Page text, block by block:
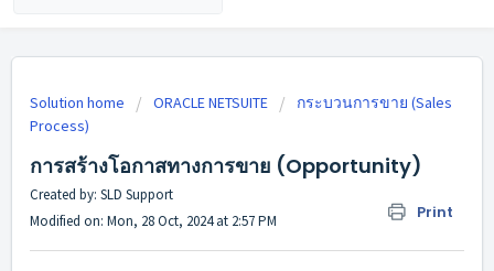
Solution home ORACLE NETSUITE
กระบวนการขาย (Sales
Process)
การสร้างโอกาสทางการขาย (Opportunity)
Print
Created by: SLD Support
Modified on: Mon, 28 Oct, 2024 at 2:57 PM